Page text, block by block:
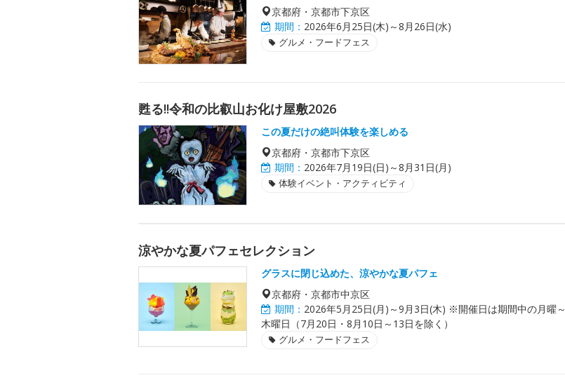
京都府・京都市下京区
期間： 2026年6月25日(木)～8月26日(水)
グルメ・フードフェス
甦る!!令和の比叡山お化け屋敷2026
この夏だけの絶叫体験を楽しめる
京都府・京都市下京区
期間： 2026年7月19日(日)～8月31日(月)
体験イベント・アクティビティ
涼やかな夏パフェセレクション
グラスに閉じ込めた、涼やかな夏パフェ
京都府・京都市中京区
期間： 2026年5月25日(月)～9月3日(木) ※開催日は期間中の月曜～
木曜日（7月20日・8月10日～13日を除く）
グルメ・フードフェス